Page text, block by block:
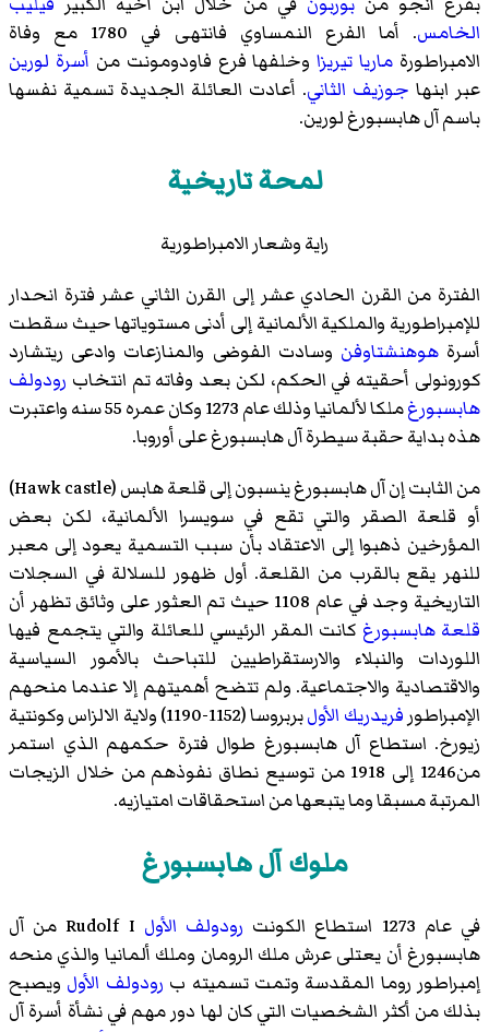
الخامس
. أما الفرع النمساوي فانتهى في 1780 مع وفاة
الامبراطورة ماريا تيريزاوخلفها فرع فاودومونت من أسرة لورين
عبر ابنها جوزيف الثاني. أعادت العائلة الجديدة تسمية نفسها
باسم آل هابسبورغ لورين.
لمحة تاريخية
راية وشعار الامبراطورية
الفترة من القرن الحادي عشر إلى القرن الثاني عشر فترة انحدار
للإمبراطورية والملكية الألمانية إلى أدنى مستوياتها حيث سقطت
أسرةهوهنشتاوفن وسادت الفوضى والمنازعات وادعى ريتشارد
كورونولى أحقيته في الحكم، لكن بعد وفاته تم انتخاب رودولف
هابسبورغ
ملكا لألمانيا وذلك عام 1273 وكان عمره 55 سنه واعتبرت
هذه بداية حقبة سيطرة آل هابسبورغ على أوروبا.
من الثابت إن آل هابسبورغ ينسبون إلى قلعة هابس (Hawk castle)
أو قلعة الصقر والتي تقع في سويسرا الألمانية، لكن بعض
المؤرخين ذهبوا إلى الاعتقاد بأن سبب التسمية يعود إلى معبر
للنهر يقع بالقرب من القلعة. أول ظهور للسلالة في السجلات
التاريخية وجد في عام 1108 حيث تم العثور على وثائق تظهر أن
قلعة هابسبورغ كانت المقر الرئيسي للعائلة والتي يتجمع فيها
اللوردات والنبلاء والارستقراطيين للتباحث بالأمور السياسية
والاقتصادية والاجتماعية. ولم تتضح أهميتهم إلا عندما منحهم
الإمبراطور فريدريك الأول
بربروسا (1152-1190) ولاية الالزاس وكونتية
زيورخ. استطاع آل هابسبورغ طوال فترة حكمهم الذي استمر
من1246 إلى 1918 من توسيع نطاق نفوذهم من خلال الزيجات
المرتبة مسبقا وما يتبعها من استحقاقات امتيازيه.
ملوك آل هابسبورغ
في عام 1273 استطاع الكونت رودولف الأول
Rudolf I من آل
هابسبورغ أن يعتلى عرش ملك الرومان وملك ألمانيا والذي منحه
إمبراطور روما المقدسة وتمت تسميته ب رودولف الأول ويصبح
بذلك من أكثر الشخصيات التي كان لها دور مهم في نشأة أسرة آل